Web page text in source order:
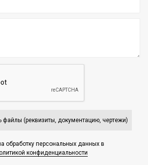
файлы (реквизиты, документацию, чертежи)
обработку персональных данных в
конфиденциальности